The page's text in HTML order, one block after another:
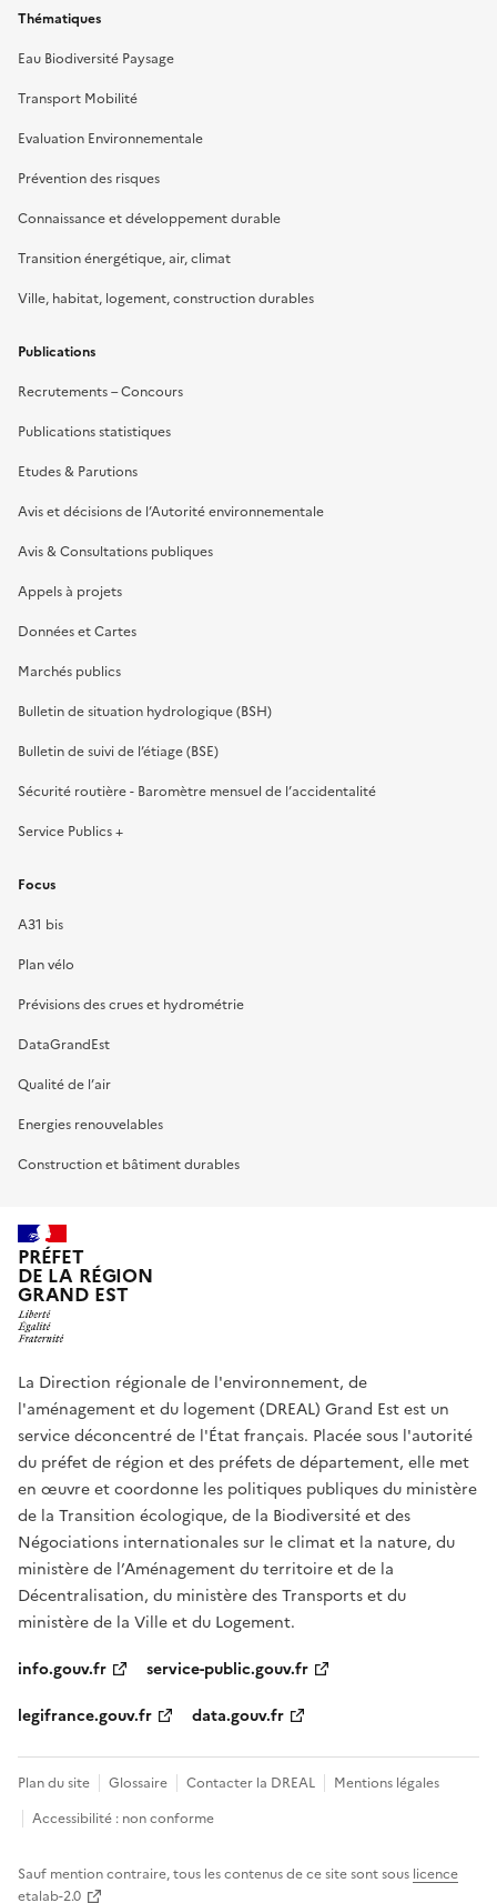
Thématiques
Eau Biodiversité Paysage
Transport Mobilité
Evaluation Environnementale
Prévention des risques
Connaissance et développement durable
Transition énergétique, air, climat
Ville, habitat, logement, construction durables
Publications
Recrutements – Concours
Publications statistiques
Etudes & Parutions
Avis et décisions de l’Autorité environnementale
Avis & Consultations publiques
Appels à projets
Données et Cartes
Marchés publics
Bulletin de situation hydrologique (BSH)
Bulletin de suivi de l’étiage (BSE)
Sécurité routière - Baromètre mensuel de l’accidentalité
Service Publics +
Focus
A31 bis
Plan vélo
Prévisions des crues et hydrométrie
DataGrandEst
Qualité de l’air
Energies renouvelables
Construction et bâtiment durables
PRÉFET
DE LA RÉGION
GRAND EST
La Direction régionale de l'environnement, de
l'aménagement et du logement (DREAL) Grand Est est un
service déconcentré de l'État français. Placée sous l'autorité
du préfet de région et des préfets de département, elle met
en œuvre et coordonne les politiques publiques du ministère
de la Transition écologique, de la Biodiversité et des
Négociations internationales sur le climat et la nature, du
ministère de l’Aménagement du territoire et de la
Décentralisation, du ministère des Transports et du
ministère de la Ville et du Logement.
info.gouv.fr
service-public.gouv.fr
legifrance.gouv.fr
data.gouv.fr
Plan du site Glossaire Contacter la DREAL
Mentions légales
Accessibilité : non conforme
Sauf mention contraire, tous les contenus de ce site sont sous licence
etalab-2.0